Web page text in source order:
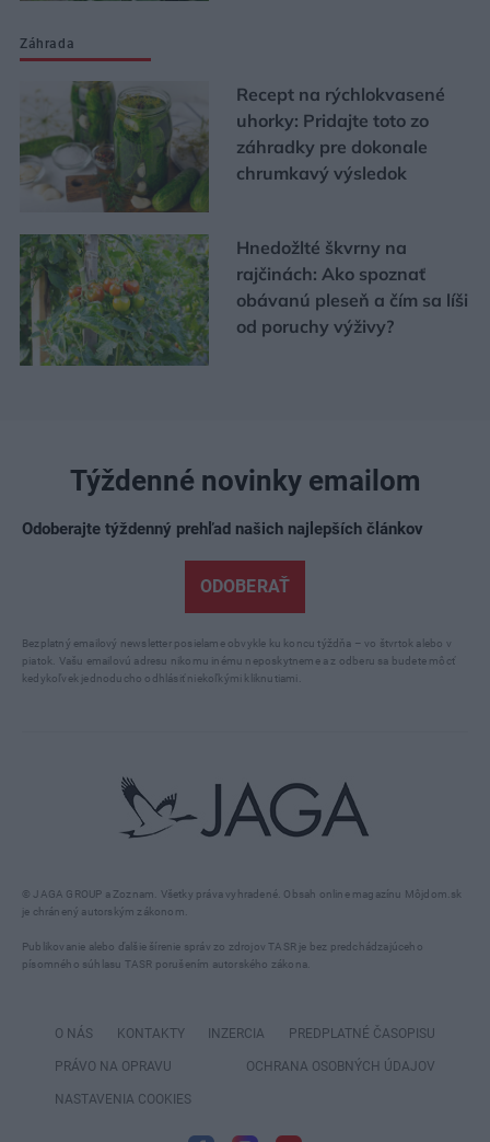
Záhrada
Recept na rýchlokvasené
uhorky: Pridajte toto zo
záhradky pre dokonale
chrumkavý výsledok
Hnedožlté škvrny na
rajčinách: Ako spoznať
obávanú pleseň a čím sa líši
od poruchy výživy?
© JAGA GROUP a Zoznam. Všetky práva vyhradené. Obsah online magazínu Môjdom.sk
je chránený autorským zákonom.
Publikovanie alebo ďalšie šírenie správ zo zdrojov TASR je bez predchádzajúceho
písomného súhlasu TASR porušením autorského zákona.
Týždenné novinky emailom
Odoberajte týždenný prehľad našich najlepších článkov
ODOBERAŤ
Bezplatný emailový newsletter posielame obvykle ku koncu týždňa – vo štvrtok alebo v
piatok. Vašu emailovú adresu nikomu inému neposkytneme a z odberu sa budete môcť
kedykoľvek jednoducho odhlásiť niekoľkými kliknutiami.
O NÁS KONTAKTY INZERCIA PREDPLATNÉ ČASOPISU
PRÁVO NA OPRAVU OCHRANA OSOBNÝCH ÚDAJOV
NASTAVENIA COOKIES